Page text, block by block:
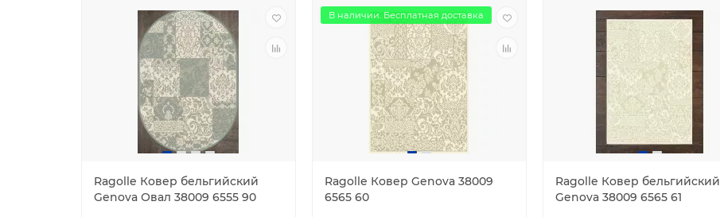
Ragolle Ковер бельгийский
Genova Овал 38009 6555 90
В наличии. Бесплатная доставка
Ragolle Ковер Genova 38009
6565 60
Ragolle Ковер бельгийский
Genova 38009 6565 61